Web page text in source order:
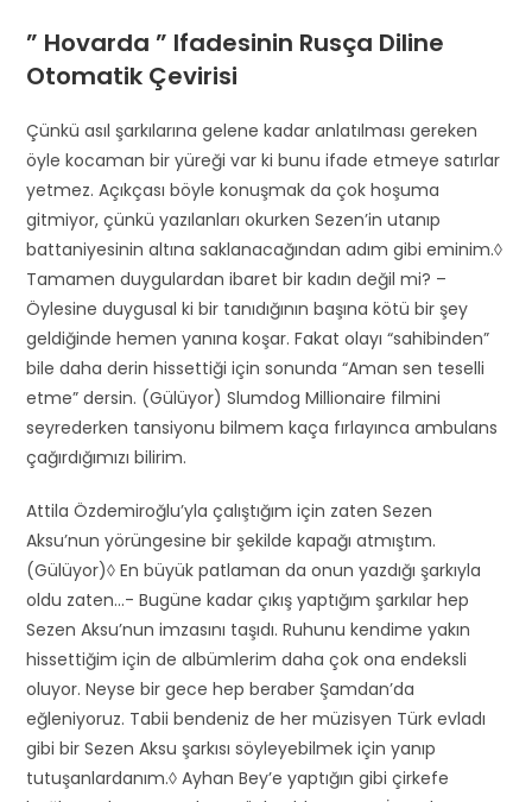
” Hovarda ” Ifadesinin Rusça Diline
Otomatik Çevirisi
Çünkü asıl şarkılarına gelene kadar anlatılması gereken
öyle kocaman bir yüreği var ki bunu ifade etmeye satırlar
yetmez. Açıkçası böyle konuşmak da çok hoşuma
gitmiyor, çünkü yazılanları okurken Sezen’in utanıp
battaniyesinin altına saklanacağından adım gibi eminim.◊
Tamamen duygulardan ibaret bir kadın değil mi? –
Öylesine duygusal ki bir tanıdığının başına kötü bir şey
geldiğinde hemen yanına koşar. Fakat olayı “sahibinden”
bile daha derin hissettiği için sonunda “Aman sen teselli
etme” dersin. (Gülüyor) Slumdog Millionaire filmini
seyrederken tansiyonu bilmem kaça fırlayınca ambulans
çağırdığımızı bilirim.
Attila Özdemiroğlu’yla çalıştığım için zaten Sezen
Aksu’nun yörüngesine bir şekilde kapağı atmıştım.
(Gülüyor)◊ En büyük patlaman da onun yazdığı şarkıyla
oldu zaten…- Bugüne kadar çıkış yaptığım şarkılar hep
Sezen Aksu’nun imzasını taşıdı. Ruhunu kendime yakın
hissettiğim için de albümlerim daha çok ona endeksli
oluyor. Neyse bir gece hep beraber Şamdan’da
eğleniyoruz. Tabii bendeniz de her müzisyen Türk evladı
gibi bir Sezen Aksu şarkısı söyleyebilmek için yanıp
tutuşanlardanım.◊ Ayhan Bey’e yaptığın gibi çirkefe